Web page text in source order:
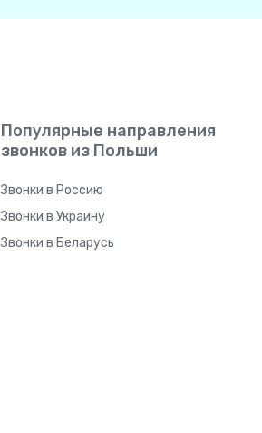
Популярные направления
звонков из Польши
Звонки в Россию
Звонки в Украину
Звонки в Беларусь